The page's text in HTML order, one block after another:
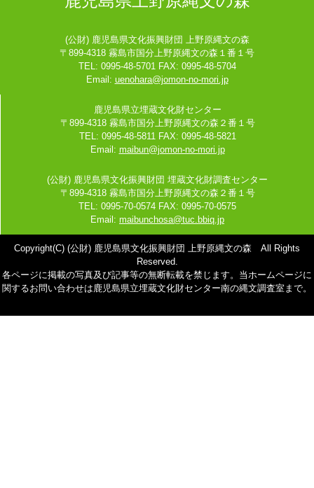
(公財) 鹿児島県文化振興財団 上野原縄文の森
〒899-4318 霧島市国分上野原縄文の森１番１号
TEL: 0995-48-5701 FAX: 0995-48-5704
Email: uenohara@jomon-no-mori.jp
鹿児島県立埋蔵文化財センター
〒899-4318 霧島市国分上野原縄文の森２番１号
TEL: 0995-48-5811 FAX: 0995-48-5821
Email: maibun@jomon-no-mori.jp
(公財) 鹿児島県文化振興財団 埋蔵文化財調査センター
〒899-4318 霧島市国分上野原縄文の森２番１号
TEL: 0995-70-0574 FAX: 0995-70-0575
Email: maibunchosa@tuc.bbiq.jp
Copyright(C) (公財) 鹿児島県文化振興財団 上野原縄文の森 All Rights
Reserved.
各ページに掲載の写真及び記事等の無断転載を禁じます。当ホームページに
関するお問い合わせは鹿児島県立埋蔵文化財センター南の縄文調査室まで。